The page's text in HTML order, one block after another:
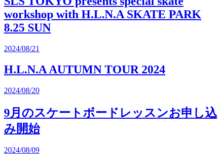
workshop with H.L.N.A SKATE PARK
8.25 SUN
2024/08/21
H.L.N.A AUTUMN TOUR 2024
2024/08/20
9月のスケートボードレッスンお申し込
み開始
2024/08/09